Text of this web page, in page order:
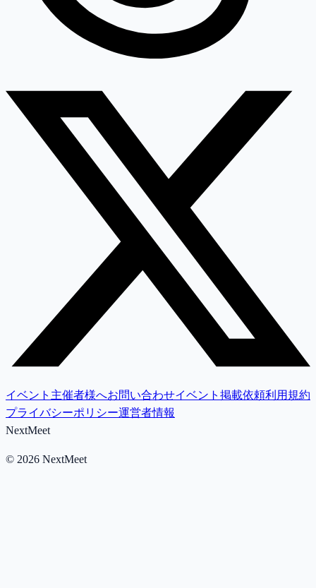
イベント主催者様へお問い合わせイベント掲載依頼利用規約
プライバシーポリシー運営者情報
NextMeet
© 2026 NextMeet